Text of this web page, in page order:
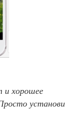
и хорошее
установи